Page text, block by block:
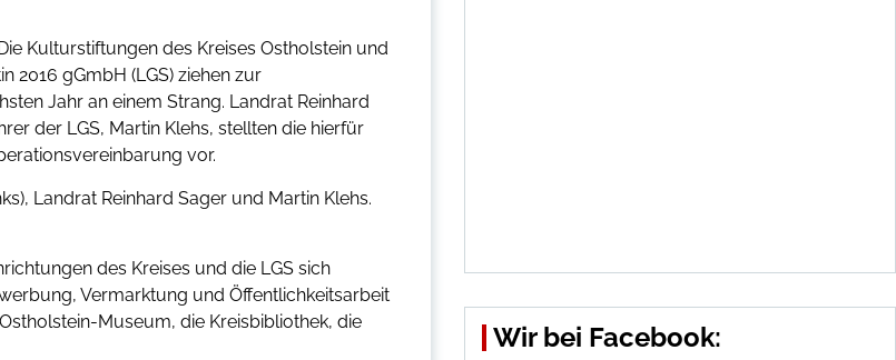
Kulturstiftungen des Kreises Ostholstein und
2016 gGmbH (LGS) ziehen zur
Jahr an einem Strang. Landrat Reinhard
der LGS, Martin Klehs, stellten die hierfür
vor.
Landrat Reinhard Sager und Martin Klehs.
des Kreises und die LGS sich
Vermarktung und Öffentlichkeitsarbeit
Museum, die Kreisbibliothek, die
Wir bei Facebook: